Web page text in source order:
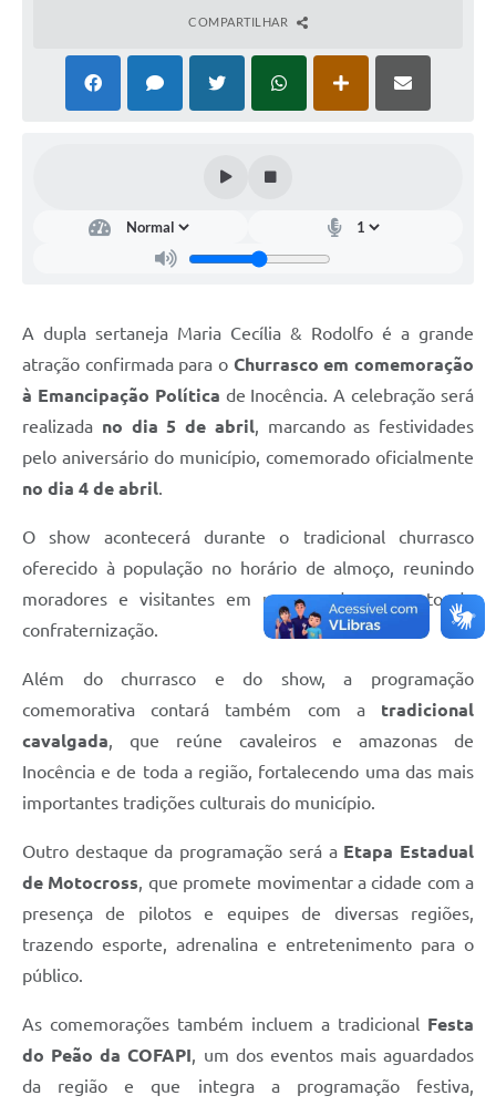
Plano de Capacitação
Cadeia Integrada de Valor
Plano Estratégico
LGPD - Governo Digital
licenciamento ambiental
Fale conosco
Perguntas e respostas frequentes
COMPARTILHAR
A dupla sertaneja Maria Cecília & Rodolfo é a grande
atração confirmada para o Churrasco em comemoração
à Emancipação Política de Inocência. A celebração será
realizada no dia 5 de abril, marcando as festividades
pelo aniversário do município, comemorado oficialmente
no dia 4 de abril.
O show acontecerá durante o tradicional churrasco
oferecido à população no horário de almoço, reunindo
moradores e visitantes em um grande momento de
confraternização.
Além do churrasco e do show, a programação
comemorativa contará também com a tradicional
cavalgada, que reúne cavaleiros e amazonas de
Inocência e de toda a região, fortalecendo uma das mais
importantes tradições culturais do município.
Outro destaque da programação será a Etapa Estadual
de Motocross, que promete movimentar a cidade com a
presença de pilotos e equipes de diversas regiões,
trazendo esporte, adrenalina e entretenimento para o
público.
As comemorações também incluem a tradicional Festa
do Peão da COFAPI, um dos eventos mais aguardados
da região e que integra a programação festiva,